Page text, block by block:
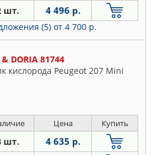
шт. 4 496 р.
(5) от 4 700 р.
& DORIA 81744
кислорода Peugeot 207 Mini
Цена Купить
шт. 4 635 р.